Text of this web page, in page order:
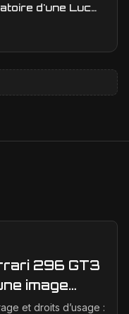
d'une Luce
296 GT3
image
course
et droits d’usage :